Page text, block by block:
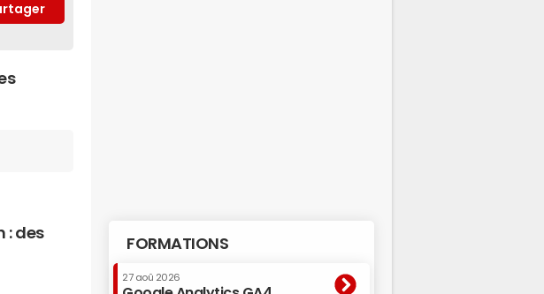
: des
FORMATIONS
27 aoû 2026